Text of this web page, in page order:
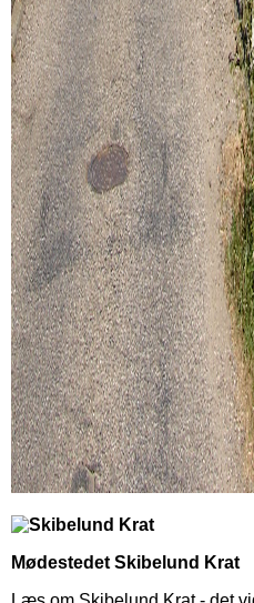
Mødestedet Skibelund Krat